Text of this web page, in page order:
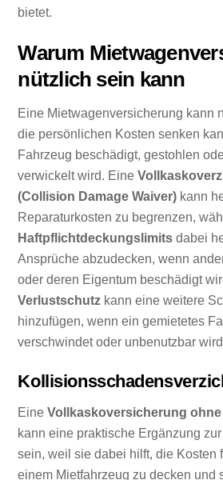
bietet.
Warum
nützlich sein kann
Eine Mietwagenversicherung kann
die persönlichen Kosten senken
Fahrzeug beschädigt, gestohlen
verwickelt wird. Eine
(Collision Damage Waiver) kann
Reparaturkosten zu begrenzen,
Haftpflichtdeckungslimits dabei
Ansprüche abzudecken, wenn
oder deren Eigentum beschädigt
Verlustschutz kann eine weitere
hinzufügen, wenn ein gemietetes
verschwindet oder unbenutzbar
EineVollkaskoversicherung
kann eine praktische Ergänzung zur
sein, weil sie dabei hilft, die Kosten
einem Mietfahrzeug zu decken und